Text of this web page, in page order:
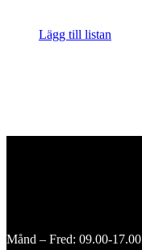
Lägg till listan
Månd – Fred: 09.00-17.00